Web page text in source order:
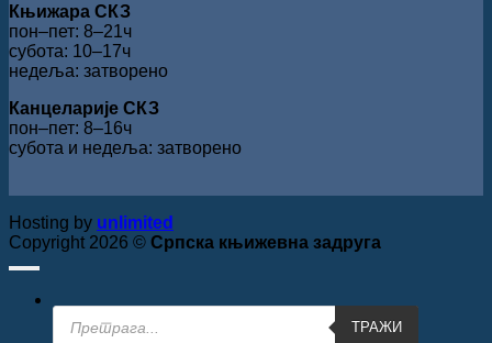
Књижара СКЗ
пон‒пет: 8‒21ч
субота: 10‒17ч
недеља: затворено
Канцеларије СКЗ
пон‒пет: 8‒16ч
субота и недеља: затворено
Hosting by unlimited
Copyright 2026 © Српска књижевна задруга
Products
search
ТРАЖИ